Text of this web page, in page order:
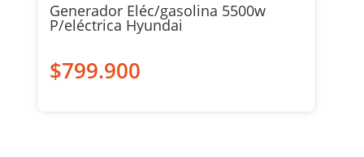
Generador Eléc/gasolina 5500w
P/eléctrica Hyundai
$799.900